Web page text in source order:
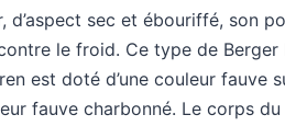
d’aspect sec et ébouriffé, son
le froid. Ce type de
est doté d’une couleur
fauve charbonné. Le corps